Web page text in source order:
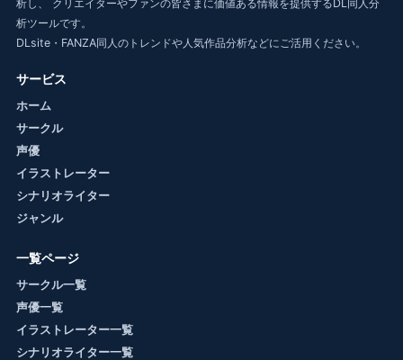
析し、 クリエイターやファンの皆さまに価値ある情報を提供するDL同人分
析ツールです。
DLsite・FANZA同人のトレンドや人気作品分析などにご活用ください。
サービス
ホーム
サークル
声優
イラストレーター
シナリオライター
ジャンル
一覧ページ
サークル一覧
声優一覧
イラストレーター一覧
シナリオライター一覧